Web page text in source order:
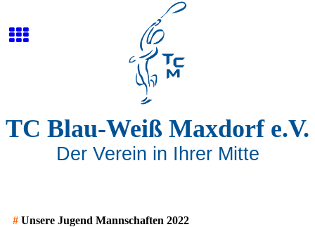
TC Blau-Weiß Maxdorf e.V.
Der Verein in Ihrer Mitte
#Unsere Jugend Mannschaften 2022